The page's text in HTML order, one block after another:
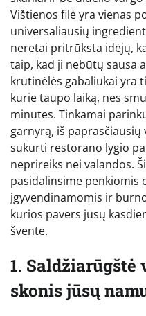
Vištienos filė yra vienas
universaliausių
neretai pritrūksta idėjų,
taip, kad ji nebūtų sausa
krūtinėlės gabaliukai yra
kurie taupo laiką, nes
minutes. Tinkamai
garnyrą, iš
sukurti restorano lygio
neprireiks nei valandos.
pasidalinsime penkiomis
įgyvendinamomis ir
kurios pavers jūsų
švente.
1.
skonis jūsų